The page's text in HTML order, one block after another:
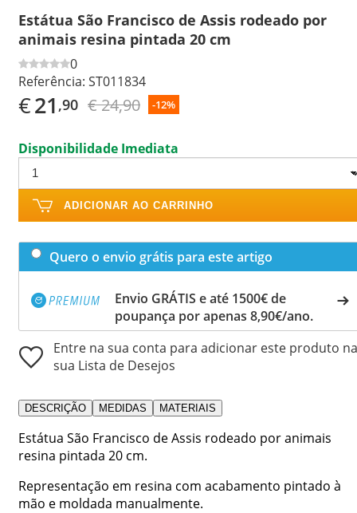
Estátua São Francisco de Assis rodeado por
animais resina pintada 20 cm
0
Referência: ST011834
€21 ,90 € 24,90 -12%
Disponibilidade Imediata
ADICIONAR AO CARRINHO
Quero o envio grátis para este artigo
Envio GRÁTIS e até 1500€ de
poupança por apenas 8,90€/ano.
Entre na sua conta para adicionar este produto na
sua Lista de Desejos
DESCRIÇÃO MEDIDAS MATERIAIS
Estátua São Francisco de Assis rodeado por animais
resina pintada 20 cm.
Representação em resina com acabamento pintado à
mão e moldada manualmente.